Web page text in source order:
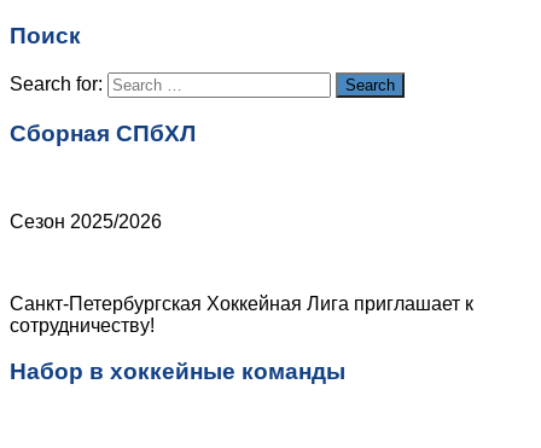
Поиск
Search for: Search
Сборная СПбХЛ
Сезон 2025/2026
Санкт-Петербургская Хоккейная Лига приглашает к
сотрудничеству!
Набор в хоккейные команды